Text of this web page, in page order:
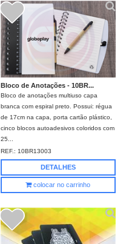
Bloco de Anotações - 10BR...
Bloco de anotações multiuso capa
branca com espiral preto. Possui: régua
de 17cm na capa, porta cartão plástico,
cinco blocos autoadesivos coloridos com
25...
REF.: 10BR13003
DETALHES
colocar no carrinho